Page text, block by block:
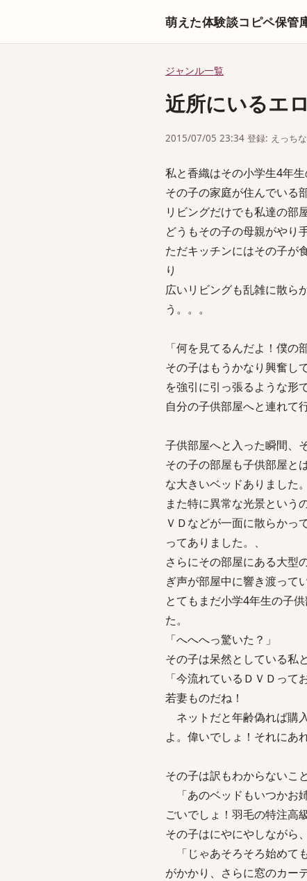
萌えた体験談コピペ保管
ジャンル一覧
近所にいるエ
2015/07/05 23:34 登録: えっち
私と香織はその小学生4年
その子の家庭が住んでいる
リビングだけでも私達の部
どうもその子の母親がやり
ただキッチンにはその子が
り
広いリビングも乱雑に散ら
う。。。
「何を見てるんだよ！僕の
その子はもうかなり興奮し
を強引に引っ張るような形
自分の子供部屋へと連れて
子供部屋へと入った瞬間、
その子の部屋も子供部屋と
な大きいベッドありました。
また特に異常な光景という
ＶＤなどが一面に散らかっ
ってありました。、
さらにその部屋にある大型
ぎ声が部屋中に響き渡って
とてもまだ小学4年生の子
た。
「へへへっ驚いた？」
その子は呆然としている私
「今流れているＤＶＤっ
若妻ものだね！
ネットだと年齢偽れば購
よ。偉いでしょ！それにあ
その子は訳もわからないこ
「あのベッドもいつかお
ごいでしょ！羽毛の特注高
その子はにやにやしながら
「じゃあそろそろ始めて
がかかり、さらに窓のカー